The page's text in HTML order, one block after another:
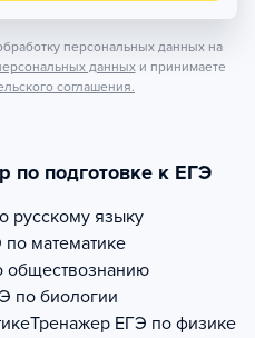
персональных данных на
данных и принимаете
соглашения.
по подготовке к ЕГЭ
русскому языку
по математике
обществознанию
по биологии
Тренажер ЕГЭ по физике